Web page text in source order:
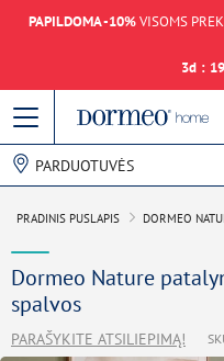
PAPILDOMA -10%VISOMS
3d : 19
PARDUOTUVĖS
PRADINIS PUSLAPIS DORMEO
Dormeo Nature
spalvos
PARAŠYKITE ATSILIEPIMĄ!